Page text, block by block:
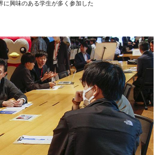
に興味のある学生が多く参加した